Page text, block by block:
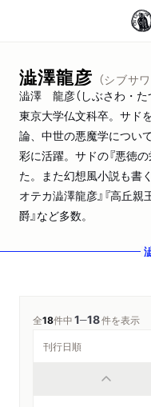
澁澤龍彦 （シブサ
澁澤 龍彦（しぶさわ・た
東京大学仏文科卒。サド
論、中世の悪魔学につい
彩に活躍。サドの『悪徳
た。また幻想風小説も書
オテカ澁澤龍彦』『高丘親
爵』など多数。
全18件中1─18件を表示